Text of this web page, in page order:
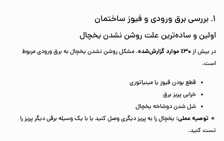
1. بررسی برق ورودی و فیوز ساختمان
اولین و ساده‌ترین علت روشن نشدن یخچال
در بیش از۳۰٪ موارد گزارش‌شده
، مشکل روشن نشدن یخچال به برق ورودی مربوط
است.
قطع بودن فیوز یا مینیاتوری
خرابی پریز برق
شل شدن دوشاخه یخچال
🔹 توصیه عملی: یخچال را به پریز دیگری وصل کنید یا با یک وسیله برقی دیگر پریز را
تست کنید.